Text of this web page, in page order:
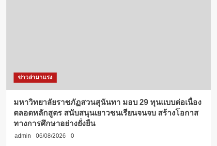
ข่าวล่ามาแรง
มหาวิทยาลัยราชภัฏสวนสุนันทา มอบ 29 ทุนแบบต่อเนื่อง
ตลอดหลักสูตร สนับสนุนเยาวชนเรียนจนจบ สร้างโอกาส
ทางการศึกษาอย่างยั่งยืน
admin 06/08/2026 0